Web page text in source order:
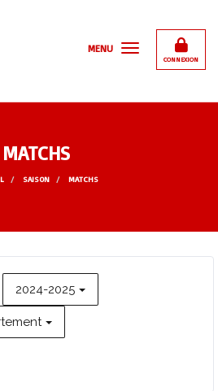
CONNEXION
MENU
MATCHS
SAISON MATCHS
2024-2025